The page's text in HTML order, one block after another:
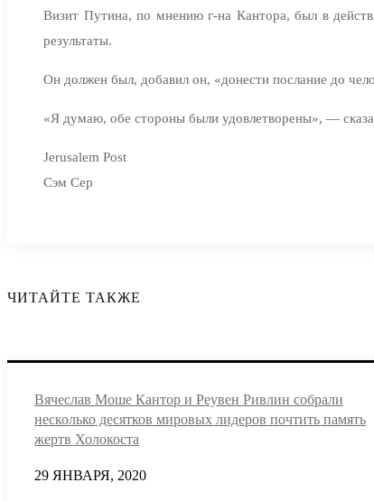
Визит Путина, по мнению г-на Кантора, был в
результаты.
Он должен был, добавил он, «донести послание до
«Я думаю, обе стороны были удовлетворены», —
Jerusalem Post
Сэм Сер
ЧИТАЙТЕ ТАКЖЕ
Вячеслав Моше Кантор и Реувен Ривлин собрали
несколько десятков мировых лидеров почтить память
жертв Холокоста
29 ЯНВАРЯ, 2020